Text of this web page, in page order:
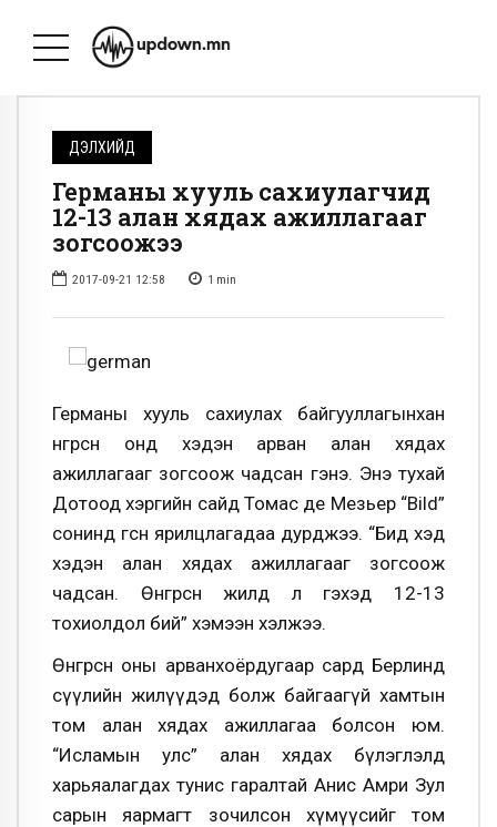
ДЭЛХИЙД
Германы хууль сахиулагчид
12-13 алан хядах ажиллагааг
зогсоожээ
2017-09-21 12:58 1 min
Германы хууль сахиулах байгууллагынхан
өнгөрсөн онд хэдэн арван алан хядах
ажиллагааг зогсоож чадсан гэнэ. Энэ тухай
Дотоод хэргийн сайд Томас де Мезьер “Bild”
сонинд өгсөн ярилцлагадаа дурджээ. “Бид хэд
хэдэн алан хядах ажиллагааг зогсоож
чадсан. Өнгөрсөн жилд л гэхэд 12-13
тохиолдол бий” хэмээн хэлжээ.
Өнгөрсөн оны арванхоёрдугаар сард Берлинд
сүүлийн жилүүдэд болж байгаагүй хамтын
том алан хядах ажиллагаа болсон юм.
“Исламын улс” алан хядах бүлэглэлд
харьяалагдах тунис гаралтай Анис Амри Зул
сарын яармагт зочилсон хүмүүсийг том